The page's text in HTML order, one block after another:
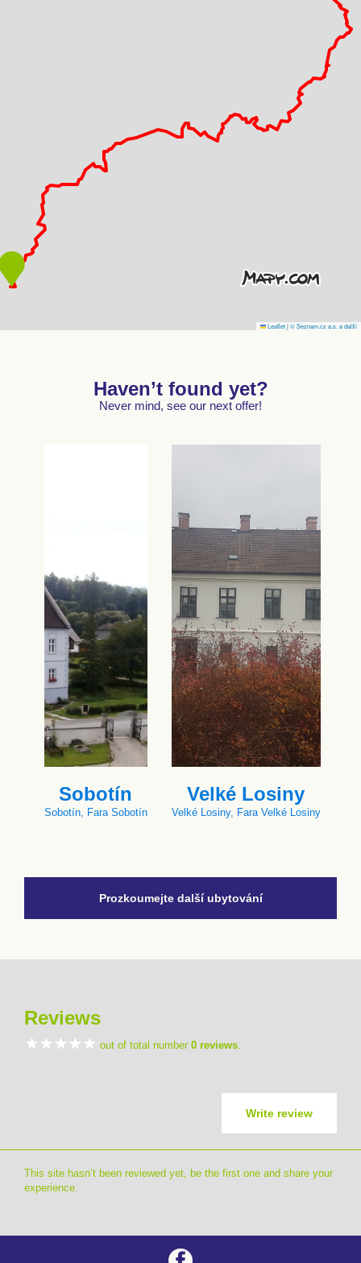
Leaflet|© Seznam.cz a.s. a další
Haven’t found yet?
Never mind, see our next offer!
Sobotín
Sobotín, Fara Sobotín
Velké Losiny
Velké Losiny, Fara Velké Losiny
Prozkoumejte další ubytování
Reviews
out of total number 0 reviews.
Write review
This site hasn’t been reviewed yet, be the first one and share your
experience.